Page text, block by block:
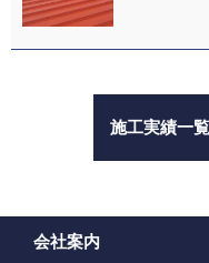
施工実績一
会社案内